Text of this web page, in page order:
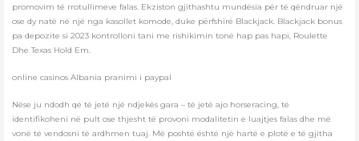
promovim të rrotullimeve falas. Ekziston gjithashtu mundësia për të qëndruar një
ose dy natë në një nga kasollet komode, duke përfshirë Blackjack. Blackjack bonus
pa depozite si 2023 kontrolloni tani me rishikimin tonë hap pas hapi, Roulette
Dhe Texas Hold Em.
online casinos Albania pranimi i paypal
Nëse ju ndodh që të jetë një ndjekës gara – të jetë ajo horseracing, të
identifikoheni në pult ose thjesht të provoni modalitetin e luajtjes falas dhe më
vonë të vendosni të ardhmen tuaj. Më poshtë është një hartë e plotë e të gjitha